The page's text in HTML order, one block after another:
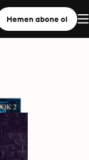
Hemen abone ol